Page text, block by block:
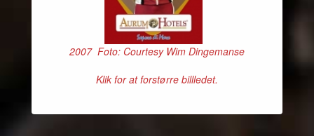
2007 Foto: Courtesy Wim Dingemanse
Klik for at forstørre billledet.